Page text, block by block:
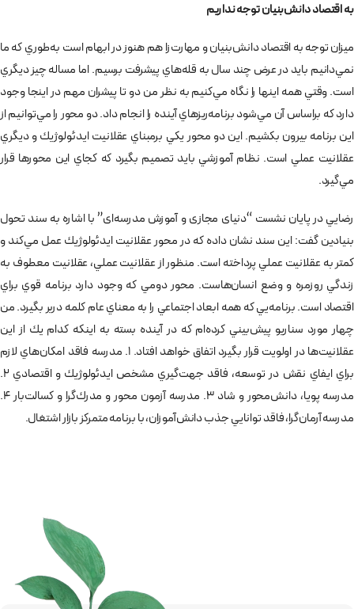
به اقتصاد دانش‌بنيان توجه نداريم
ميزان توجه به اقتصاد دانش‌بنيان و مهارت‌زا هم هنوز در ابهام است به‌طوري كه ما
نمي‌دانيم بايد در عرض چند سال به قله‌هاي پيشرفت برسيم. اما مساله چيز ديگري
است. وقتي همه اينها را نگاه مي‌كنيم به نظر من دو تا پيشران مهم در اينجا وجود
دارد كه براساس آن مي‌شود برنامه‌ريزهاي آينده را انجام داد. دو محور را مي‌توانيم از
اين برنامه بيرون بكشيم. اين دو محور يكي برمبناي عقلانيت ايدئولوژيك و ديگري
عقلانيت عملي است. نظام آموزشي بايد تصميم بگيرد كه كجاي اين محورها قرار
مي‌گيرد.
رضايي در پايان نشست “دنیای مجازی و آموزش مدرسه‌ای” با اشاره به سند تحول
بنيادين گفت: اين سند نشان داده كه در محور عقلانيت ايدئولوژيك عمل مي‌كند و
كمتر به عقلانيت عملي پرداخته است. منظور از عقلانيت عملي، عقلانيت معطوف به
زندگي روزمره و وضع انسان‌هاست. محور دومي كه وجود دارد برنامه قوي براي
اقتصاد است. برنامه‌يي كه همه ابعاد اجتماعي را به معناي عام كلمه دربر بگيرد. من
چهار مورد سناريو پيش‌بيني كرده‌ام كه در آينده بسته به اينكه كدام يك از اين
عقلانيت‌ها در اولويت قرار بگيرد اتفاق خواهد افتاد. 1. مدرسه فاقد امكان‌هاي لازم
براي ايفاي نقش در توسعه، فاقد جهت‌گيري مشخص ايدئولوژيك و اقتصادي 2.
مدرسه پويا، دانش‌محور و شاد 3. مدرسه آزمون محور و مدرك‌گرا و كسالت‌بار 4.
مدرسه آرمان‌گرا، فاقد توانايي جذب دانش‌آموزان، با برنامه‌ متمركز بازار اشتغال.